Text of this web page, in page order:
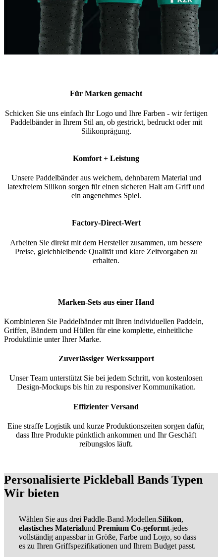
Für Marken gemacht
Schicken Sie uns einfach Ihr Logo und Ihre Farben - wir fertigen
Paddelbänder in Ihrem Stil an, ob gestrickt, bedruckt oder mit
Silikonprägung.
Komfort + Leistung
Unsere Paddelbänder aus weichem, dehnbarem Material und
latexfreiem Silikon sorgen für einen sicheren Halt am Griff und
ein angenehmes Spiel.
Factory-Direct-Wert
Arbeiten Sie direkt mit dem Hersteller zusammen, um bessere
Preise, gleichbleibende Qualität und klare Zeitvorgaben zu
erhalten.
Marken-Sets aus einer Hand
Kombinieren Sie Paddelbänder mit Ihren individuellen Paddeln,
Griffen, Bändern und Hüllen für eine komplette, einheitliche
Produktlinie unter Ihrer Marke.
Zuverlässiger Werkssupport
Unser Team unterstützt Sie bei jedem Schritt, von kostenlosen
Design-Mockups bis hin zu responsiver Kommunikation.
Effizienter Versand
Eine straffe Logistik und kurze Produktionszeiten sorgen dafür,
dass Ihre Produkte pünktlich ankommen und Ihr Geschäft
reibungslos läuft.
Personalisierte Pickleball Bands Typen
Wir bieten
Wählen Sie aus drei Paddle-Band-Modellen.Silikon,
elastisches Materialund Premium Co-geformt-jedes
vollständig anpassbar in Größe, Farbe und Logo, so dass
es zu Ihren Griffspezifikationen und Ihrem Budget passt.